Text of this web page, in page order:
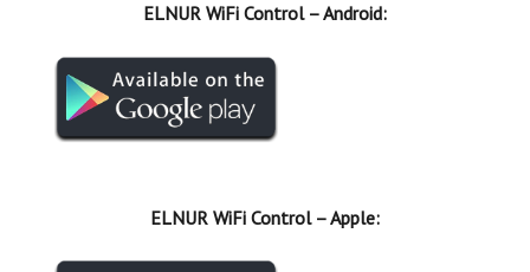
ELNUR WiFi Control – Android:
ELNUR WiFi Control – Apple: